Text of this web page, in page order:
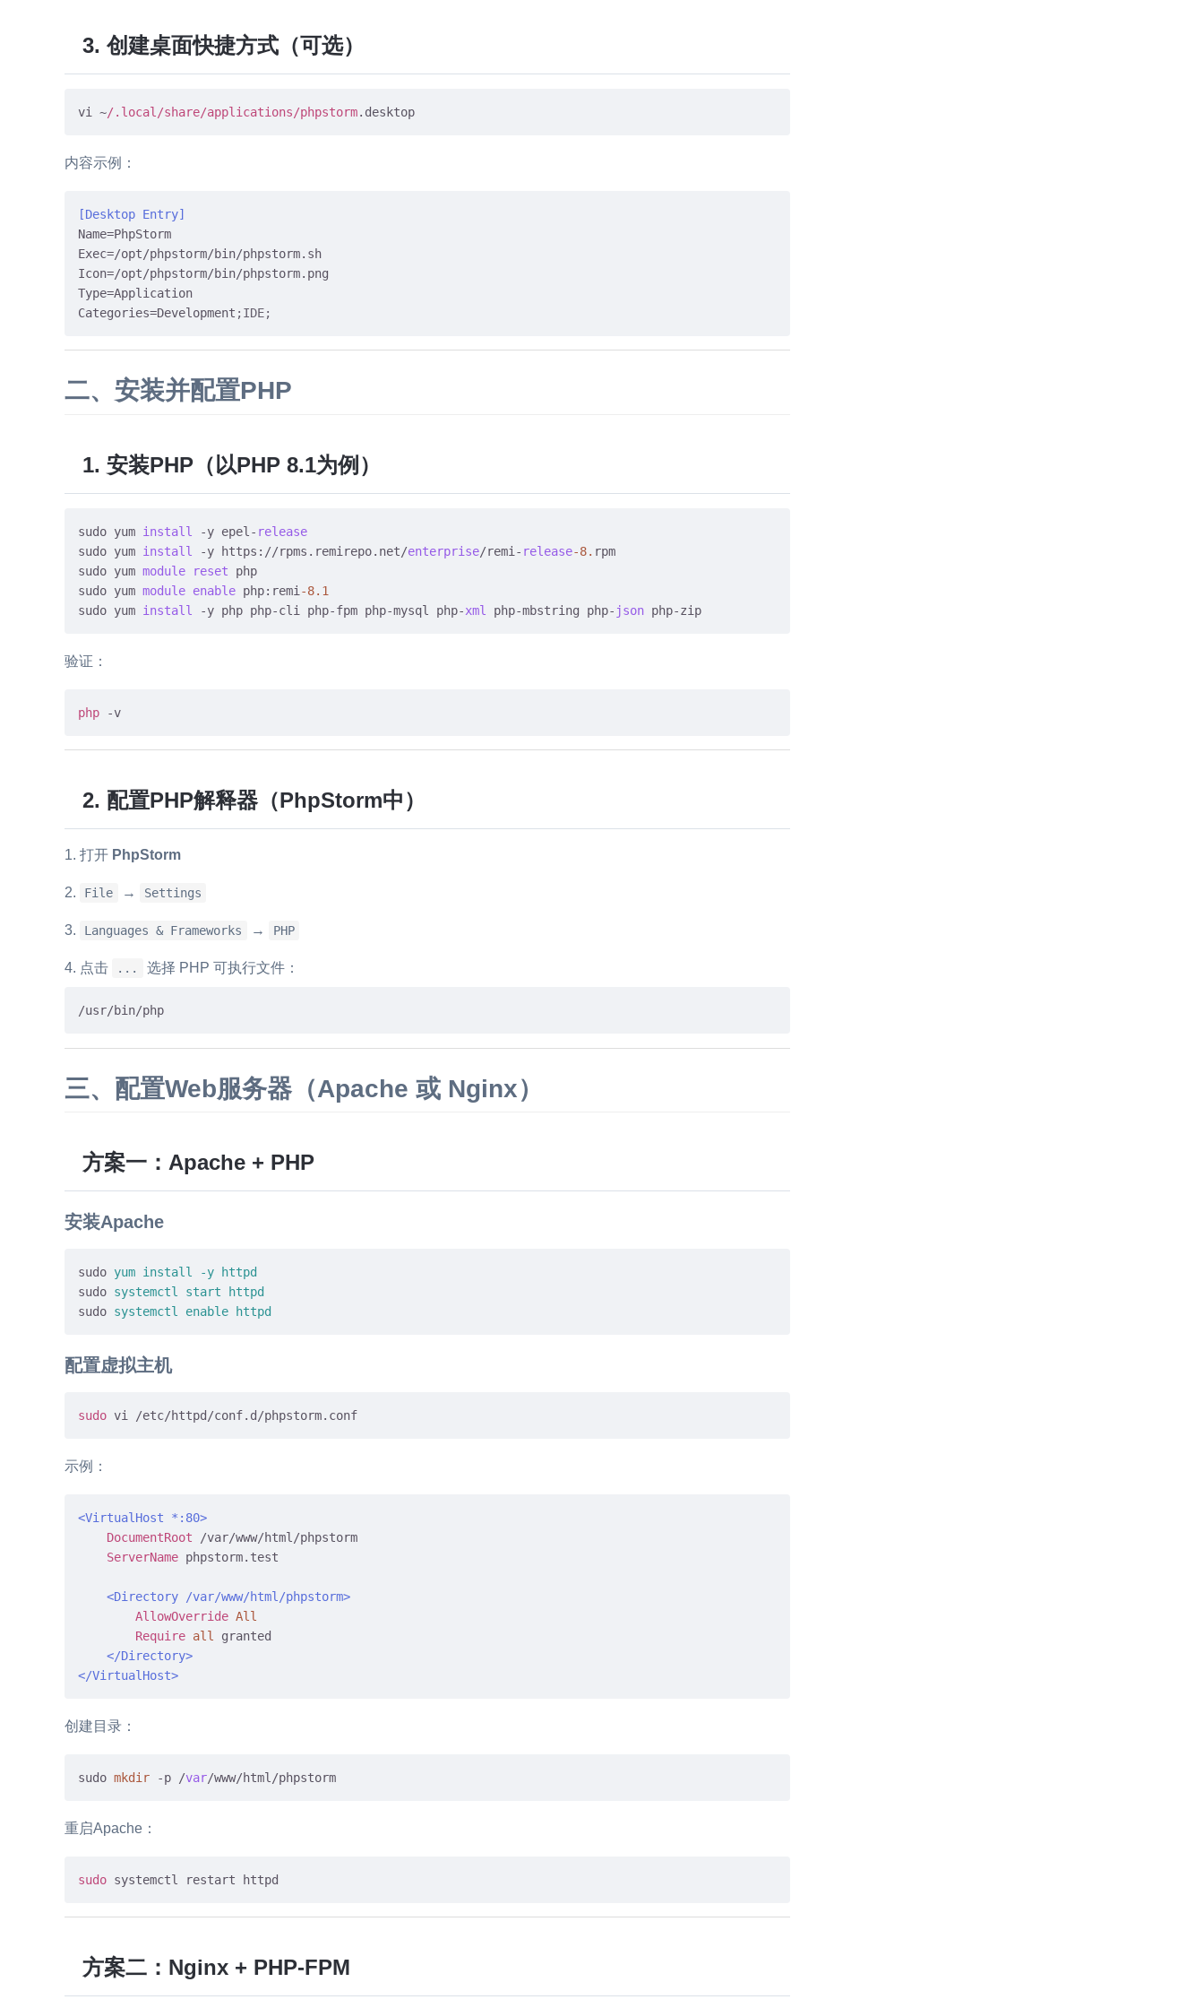
3. 创建桌面快捷方式（可选）
vi ~/.local/share/applications/phpstorm
内容示例：
[Desktop Entry]
Name
Exec
Icon
Type
Categories=Development ;IDE;
二、安装并配置PHP
1. 安装PHP（以PHP 8.1为例）
sudo yum install -y epel- release
sudo yum install -y https://rpms.remirepo.net/enterprise/remi- release-8. rpm
sudo yum module reset php
sudo yum module enable php:remi -8.1
sudo yum install -y php php-cli php-fpm php-mysql php-xml php-mbstring php- json
验证：
php
2. 配置PHP解释器（PhpStorm中）
打开 PhpStorm
File → Settings
Languages & Frameworks → PHP
点击 ... 选择 PHP 可执行文件：
三、配置Web服务器（Apache 或 Nginx）
方案一：Apache + PHP
安装Apache
sudo yum install -y httpd
sudo systemctl start httpd
sudo systemctl enable httpd
配置虚拟主机
sudo
示例：
<VirtualHost * :80>
DocumentRoot /var/www/html/phpstorm
ServerName phpstorm.test
<Directory /var/www/html/phpstorm>
AllowOverride All
Require all
granted
</Directory>
</VirtualHost>
创建目录：
sudo mkdir -p /var
重启Apache：
sudo
方案二：Nginx + PHP-FPM